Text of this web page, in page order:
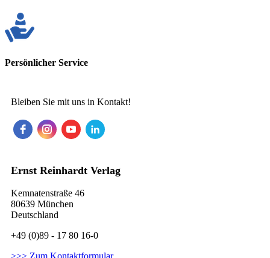
Persönlicher Service
Bleiben Sie mit uns in Kontakt!
Ernst Reinhardt Verlag
Kemnatenstraße 46
80639 München
Deutschland
+49 (0)89 - 17 80 16-0